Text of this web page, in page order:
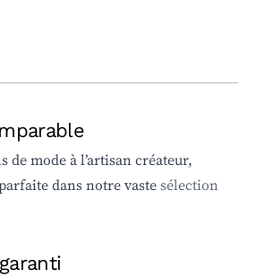
de mode à l’artisan créateur,
dans notre vastesélection